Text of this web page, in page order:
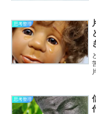
思考整理
思考整理